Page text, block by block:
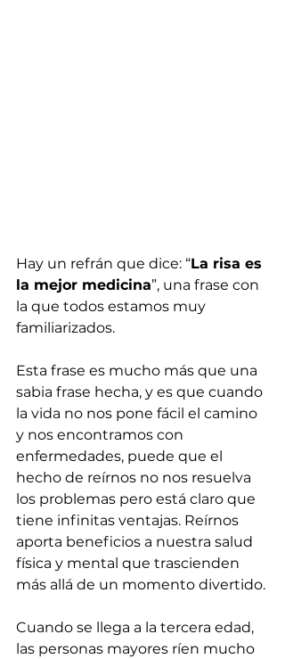
Hay un refrán que dice: “La risa es
la mejor medicina”, una frase con
la que todos estamos muy
familiarizados.
Esta frase es mucho más que una
sabia frase hecha, y es que cuando
la vida no nos pone fácil el camino
y nos encontramos con
enfermedades, puede que el
hecho de reírnos no nos resuelva
los problemas pero está claro que
tiene infinitas ventajas. Reírnos
aporta beneficios a nuestra salud
física y mental que trascienden
más allá de un momento divertido.
Cuando se llega a la tercera edad,
las personas mayores ríen mucho